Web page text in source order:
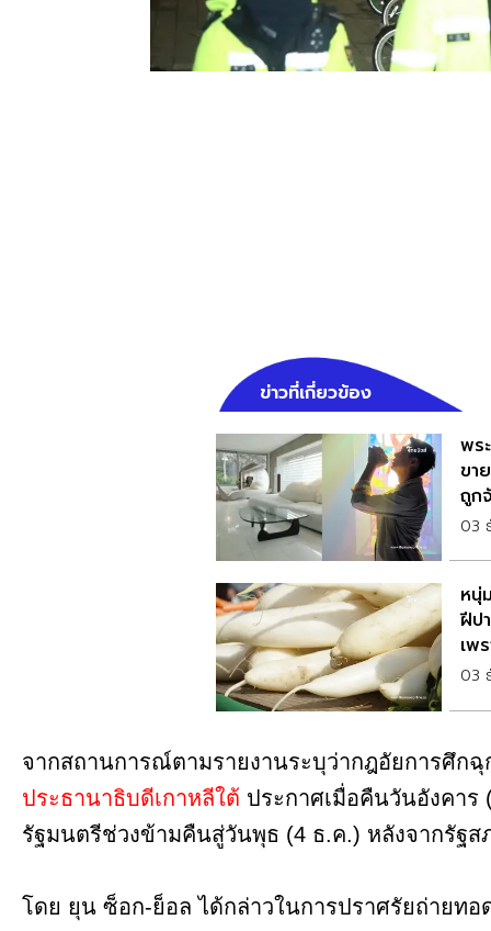
ข่าวที่เกี่ยวข้อง
พร
ขา
ถูก
03
หนุ่
ฝีป
เพ
03
จากสถานการณ์ตามรายงานระบุว่ากฎอัยการศึกฉุ
ประธานาธิบดีเกาหลีใต้ ประกาศเมื่อคืนวันอังคา
รัฐมนตรีช่วงข้ามคืนสู่วันพุธ (4 ธ.ค.) หลังจากรัฐส
โดย ยุน ซ็อก-ย็อล ได้กล่าวในการปราศรัยถ่ายท